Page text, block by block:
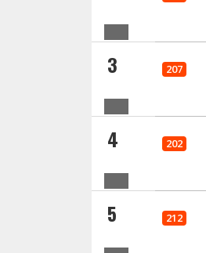
3 207
4 202
5 212